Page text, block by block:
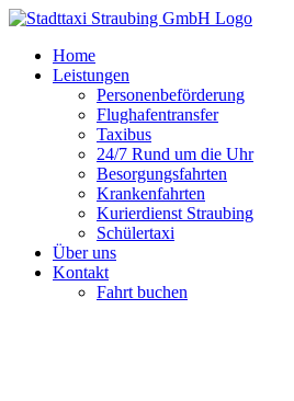
Zum
springenHome
Leistungen
Personenbeförderung
Flughafentransfer
Taxibus
24/7 Rund um die Uhr
Besorgungsfahrten
Krankenfahrten
Kurierdienst Straubing
Schülertaxi
Über uns
Kontakt
Fahrt buchen